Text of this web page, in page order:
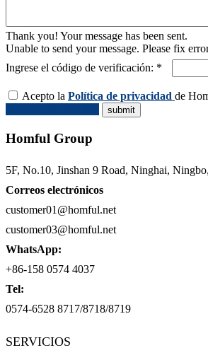
Thank you! Your message has been sent.
Unable to send your message. Please fix
Ingrese el código de verificación: *
Acepto la Política de privacidad de
Homful Group
5F, No.10, Jinshan 9 Road, Ninghai,
Correos electrónicos
customer01@homful.net
customer03@homful.net
WhatsApp:
+86-158 0574 4037
Tel:
0574-6528 8717/8718/8719
SERVICIOS